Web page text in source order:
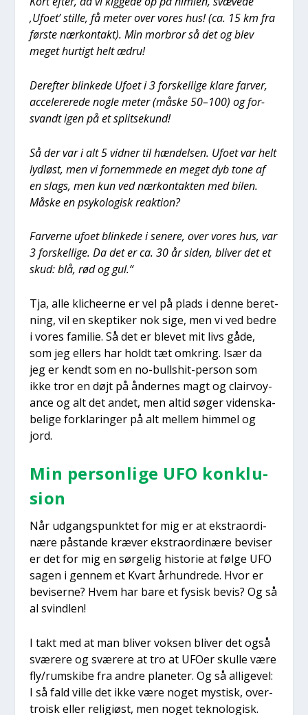
‚Ufo­et’ stil­le, få meter over vores hus! (ca. 15 km fra
før­ste nær­kon­takt). Min mor­bror så det og blev
meget hur­tigt helt ædru!
Der­ef­ter blin­ke­de Ufo­et i 3 for­skel­li­ge kla­re far­ver,
acce­le­re­re­de nog­le meter (måske 50–100) og for­
svandt igen på et split­se­kund!
Så der var i alt 5 vid­ner til hæn­del­sen. Ufo­et var helt
lyd­løst, men vi for­nem­me­de en meget dyb tone af
en slags, men kun ved nær­kon­tak­ten med bilen.
Måske en psy­ko­lo­gisk reak­tion?
Far­ver­ne ufo­et blin­ke­de i sene­re, over vores hus, var
3 for­skel­li­ge. Da det er ca. 30 år siden, bli­ver det et
skud: blå, rød og gul.“
Tja, alle kli­che­er­ne er vel på plads i den­ne beret­
ning, vil en skep­ti­ker nok sige, men vi ved bed­re
i vores fami­lie. Så det er ble­vet mit livs gåde,
som jeg ellers har holdt tæt omkring. Især da
jeg er kendt som en no-bulls­hit-per­son som
ikke tror en døjt på ånder­nes magt og clair­voy­
an­ce og alt det andet, men altid søger viden­ska­
be­li­ge for­kla­rin­ger på alt mel­lem him­mel og
jord.
Min per­son­li­ge UFO kon­klu­
sion
Når udgangs­punk­tet for mig er at ekstra­or­di­
næ­re påstan­de kræ­ver ekstra­or­di­næ­re bevi­ser
er det for mig en sør­ge­lig histo­rie at føl­ge UFO
sagen i gen­nem et Kvart århund­re­de. Hvor er
bevi­ser­ne? Hvem har bare et fysisk bevis? Og så
al svind­len!
I takt med at man bli­ver vok­sen bli­ver det også
svæ­re­re og svæ­re­re at tro at UFO­er skul­le være
fly/rumskibe fra andre pla­ne­ter. Og så alli­ge­vel:
I så fald vil­le det ikke være noget mystisk, over­
troisk eller reli­gi­øst, men noget tek­no­lo­gisk.